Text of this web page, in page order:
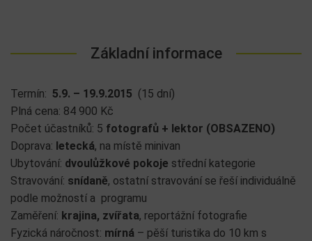
Základní informace
Termín: 5.9. – 19.9.2015 (15 dní)
Plná cena: 84 900 Kč
Počet účastníků: 5 fotografů + lektor (OBSAZENO)
Doprava: letecká, na místě minivan
Ubytování: dvoulůžkové pokoje střední kategorie
Stravování: snídaně, ostatní stravování se řeší individuálně
podle možností a programu
Zaměření: krajina, zvířata, reportážní fotografie
Fyzická náročnost: mírná – pěší turistika do 10 km s